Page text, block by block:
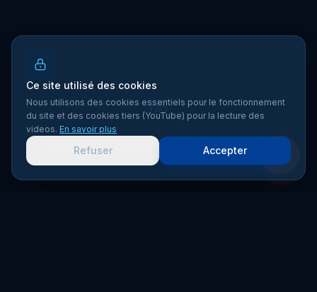
FAQ
Questions fréquentes
Ce site utilisé des cookies
Nous utilisons des cookies essentiels pour le fonctionnement
du site et des cookies tiers (YouTube) pour la lecture des
videos. En savoir plus
Refuser Accepter